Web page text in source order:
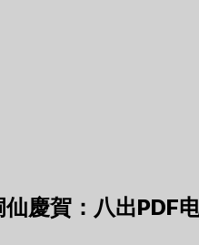
仙慶賀：八出PDF